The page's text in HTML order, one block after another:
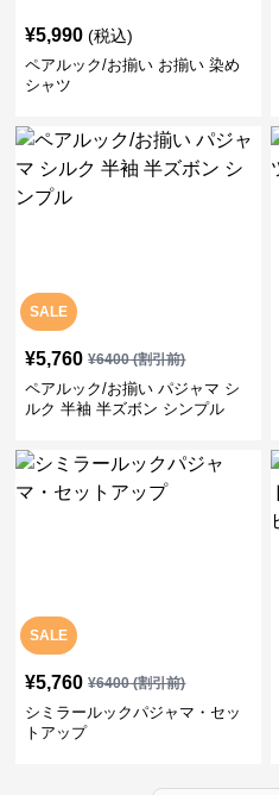
¥5,990 (税込)
ペアルック/お揃い お揃い 染め
シャツ
SALE
¥5,760 ¥6400(割引前)
ペアルック/お揃い パジャマ シ
ルク 半袖 半ズボン シンプル
SALE
¥5,760 ¥6400(割引前)
シミラールックパジャマ・セッ
トアップ